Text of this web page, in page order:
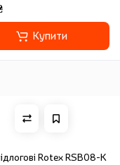
Купити
Rotex RSB08-K